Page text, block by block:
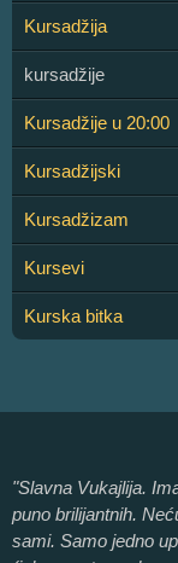
Kursadžija
kursadžije
Kursadžije u 20:00
Kursadžijski
Kursadžizam
Kursevi
Kurska bitka
"Slavna Vukajlija.
puno brilijantnih.
sami. Samo jedno